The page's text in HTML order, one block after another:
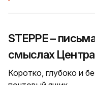
STEPPE –
смыслах
Коротко, глубоко и